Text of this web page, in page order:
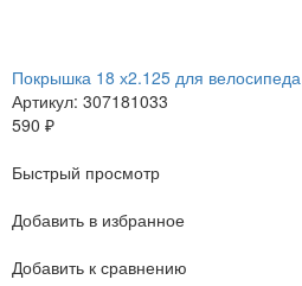
Покрышка 18 х2.125 для велосипеда
Артикул: 307181033
590 ₽
Быстрый просмотр
Добавить в избранное
Добавить к сравнению